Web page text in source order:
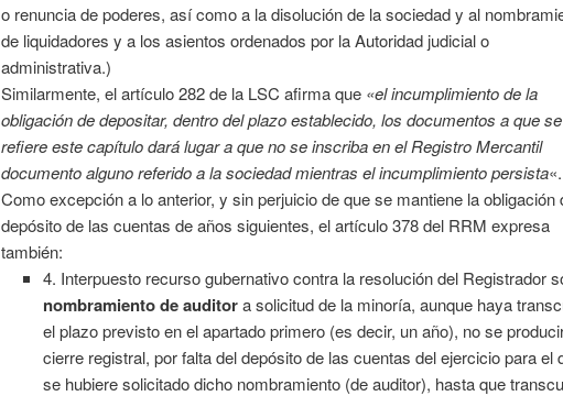
o renuncia de poderes, así como a la disolución de la sociedad y al
de liquidadores y a los asientos ordenados por la Autoridad judicial o
administrativa.)
Similarmente, el artículo 282 de la LSC afirma que «el incumplimiento de la
obligación de depositar, dentro del plazo establecido, los documentos a que se
refiere este capítulo dará lugar a que no se inscriba en el Registro Mercantil
documento alguno referido a la sociedad mientras el incumplimiento persista«.
Como excepción a lo anterior, y sin perjuicio de que se mantiene la obligación
depósito de las cuentas de años siguientes, el artículo 378 del RRM expresa
también:
4. Interpuesto recurso gubernativo contra la resolución del Registrador
nombramiento de auditora solicitud de la minoría, aunque haya
el plazo previsto en el apartado primero (es decir, un año), no se
cierre registral, por falta del depósito de las cuentas del ejercicio para el
se hubiere solicitado dicho nombramiento (de auditor), hasta que